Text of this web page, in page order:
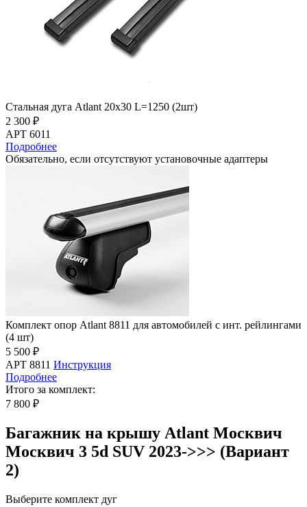
Стальная дуга Atlant 20х30 L=1250 (2шт)
2 300 ₽
АРТ 6011
Подробнее
Обязательно, если отсутствуют установочные адаптеры
Комплект опор Atlant 8811 для автомобилей с инт. рейлингами
(4 шт)
5 500 ₽
АРТ 8811 Инструкция
Подробнее
Итого за комплект:
7 800 ₽
Багажник на крышу Atlant Москвич
Москвич 3 5d SUV 2023->>> (Вариант
2)
Выберите комплект дуг